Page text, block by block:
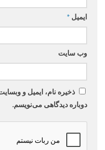
ایمیل *
وب‌ سایت
ذخیره نام، ایمیل و
دوباره دیدگاهی می‌نویسم.